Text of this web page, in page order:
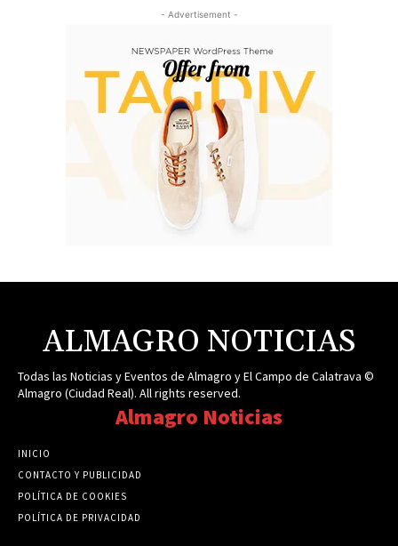
- Advertisement -
ALMAGRO NOTICIAS
Todas las Noticias y Eventos de Almagro y El Campo de Calatrava ©
Almagro (Ciudad Real). All rights reserved.
Almagro Noticias
INICIO
CONTACTO Y PUBLICIDAD
POLÍTICA DE COOKIES
POLÍTICA DE PRIVACIDAD